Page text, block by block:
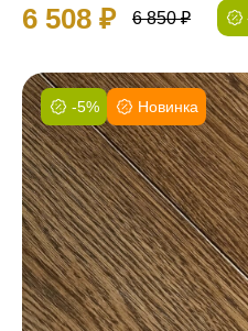
6 508 ₽ 6 850 ₽
-5% Новинка
Фаска:
Соединение:
Обработка:
Длина:
Ширина:
Толщина: